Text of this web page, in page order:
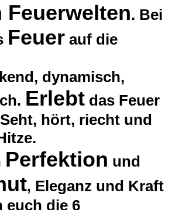
Feuerwelten. Bei
Feuer auf die
dynamisch,
Erlebt das Feuer
hört, riecht und
Perfektion und
, Eleganz und Kraft
euch die 6